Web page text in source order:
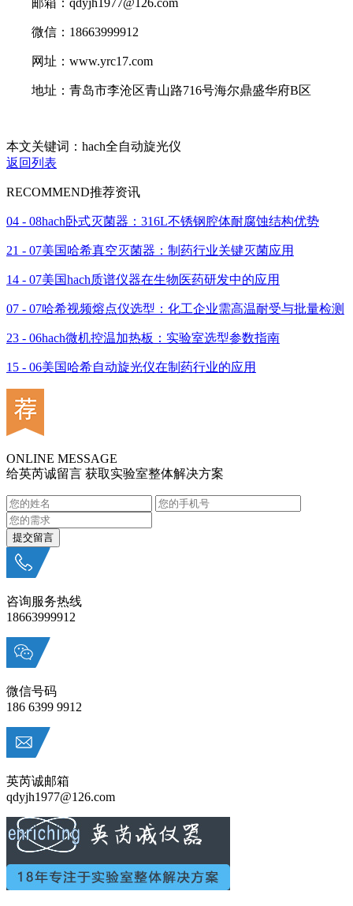
邮箱：qdyjh1977@126.com
微信：18663999912
网址：www.yrc17.com
地址：青岛市李沧区青山路716号海尔鼎盛华府B区
本文关键词：hach全自动旋光仪
返回列表
RECOMMEND推荐资讯
04 - 08hach卧式灭菌器：316L不锈钢腔体耐腐蚀结构优势
21 - 07美国哈希真空灭菌器：制药行业关键灭菌应用
14 - 07美国hach质谱仪器在生物医药研发中的应用
07 - 07哈希视频熔点仪选型：化工企业需高温耐受与批量检测
23 - 06hach微机控温加热板：实验室选型参数指南
15 - 06美国哈希自动旋光仪在制药行业的应用
ONLINE MESSAGE
给英芮诚留言 获取实验室整体解决方案
咨询服务热线
18663999912
微信号码
186 6399 9912
英芮诚邮箱
qdyjh1977@126.com